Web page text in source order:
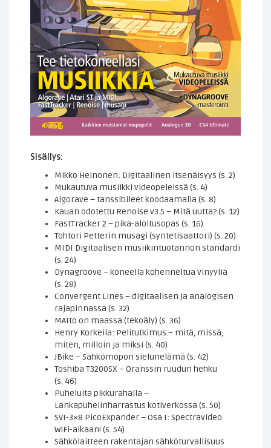
Sisällys:
Mikko Heinonen: Digitaalinen itsenäisyys (s. 2)
Mukautuva musiikki videopeleissä (s. 4)
Algorave – tanssibileet koodaamalla (s. 8)
Kauan odotettu Renoise v3.5 – Mitä uutta? (s. 12)
FastTracker 2 – pika-aloitusopas (s. 16)
Tohtori Petterin musagi (syntetisaattori) (s. 20)
MIDI Digitaalisen musiikintuotannon standardi
(s. 24)
Dynagroove – koneella kohenneltua vinyyliä
(s. 28)
Convergent Lines – digitaalisen ja analogisen
rajapinnassa (s. 32)
MAIto on maassa (tekoäly) (s. 36)
Henry Korkeila: Pelitutkimus – mitä, missä,
miten, milloin ja miksi (s. 40)
JBike – Sähkömopon sielunelämä (s. 42)
Toshiba T3200SX – Oranssin ruudun hehku
(s. 46)
Puheluita pikkurahalla –
Lankapuhelinharrastus kotiverkossa (s. 50)
SVI-3×8 PicoExpander – Osa I: Spectravideo
WiFi-aikaan! (s. 54)
Sähkölaitteen rakentajan sähköturvallisuus